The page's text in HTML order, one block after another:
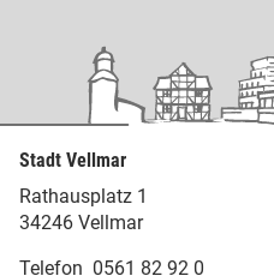
Stadt Vellmar
Rathausplatz 1
34246 Vellmar
Telefon 0561 82 92 0